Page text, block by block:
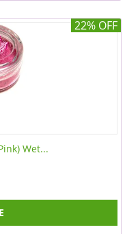
22% OFF
Wet...